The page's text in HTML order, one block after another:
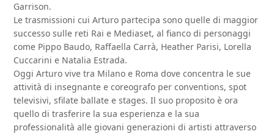
Garrison.
Le trasmissioni cui Arturo partecipa sono quelle di maggior
successo sulle reti Rai e Mediaset, al fianco di personaggi
come Pippo Baudo, Raffaella Carrà, Heather Parisi, Lorella
Cuccarini e Natalia Estrada.
Oggi Arturo vive tra Milano e Roma dove concentra le sue
attività di insegnante e coreografo per conventions, spot
televisivi, sfilate ballate e stages. Il suo proposito è ora
quello di trasferire la sua esperienza e la sua
professionalità alle giovani generazioni di artisti attraverso